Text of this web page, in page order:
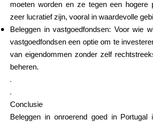
moeten worden en ze tegen een hogere
zeer lucratief zijn, vooral in waardevolle
Beleggen in vastgoedfondsen: Voor wie
vastgoedfondsen een optie om te
van eigendommen zonder zelf
beheren.
.
.
Conclusie
Beleggen in onroerend goed in Portugal